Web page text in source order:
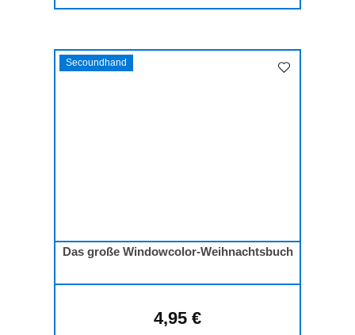
Secoundhand
Das große Windowcolor-Weihnachtsbuch
Regulärer Preis:
4,95 €